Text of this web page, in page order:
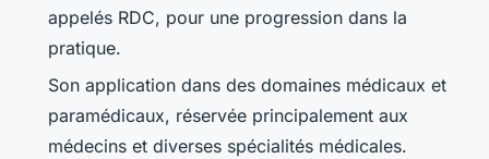
appelés RDC, pour une progression dans la
pratique.
Son application dans des domaines médicaux et
paramédicaux, réservée principalement aux
médecins et diverses spécialités médicales.